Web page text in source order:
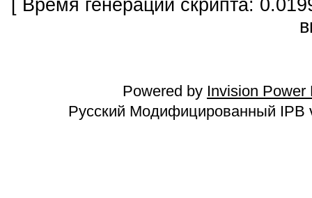
[ Время генерации скрипта:
Powered by Invision Power
Русский Модифицированный IPB